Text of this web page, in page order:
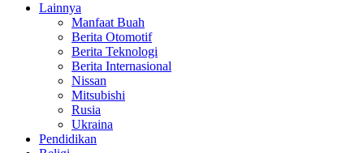
Lainnya
Manfaat Buah
Berita Otomotif
Berita Teknologi
Berita Internasional
Nissan
Mitsubishi
Rusia
Ukraina
Pendidikan